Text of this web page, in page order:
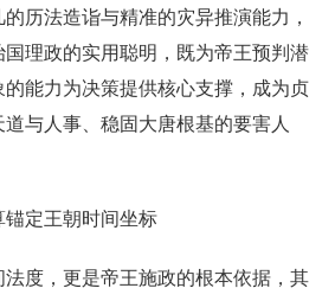
的历法造诣与精准的灾异推演能力，
理政的实用聪明，既为帝王预判潜
能力为决策提供核心支撑，成为贞
与人事、稳固大唐根基的要害人
锚定王朝时间坐标
度，更是帝王施政的根本依据，其